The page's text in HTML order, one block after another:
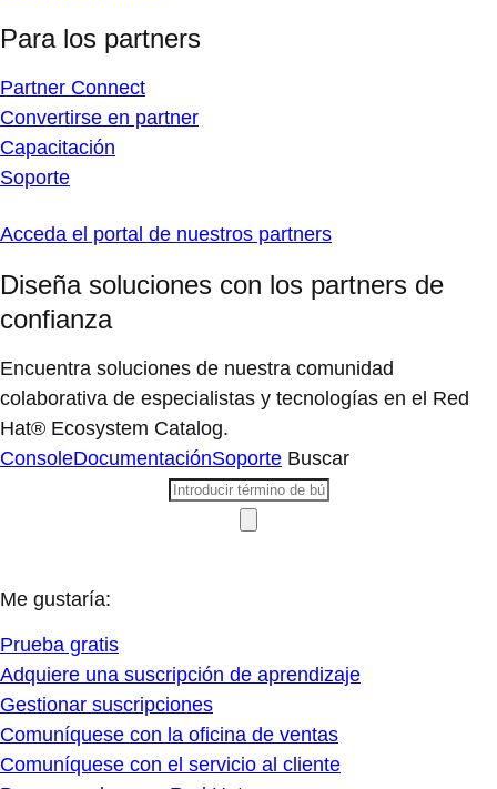
Para los partners
Partner Connect
Convertirse en partner
Capacitación
Soporte
Acceda el portal de nuestros partners
Diseña soluciones con los partners de
confianza
Encuentra soluciones de nuestra comunidad
colaborativa de especialistas y tecnologías en el Red
Hat® Ecosystem Catalog.
ConsoleDocumentaciónSoporte Buscar
Me gustaría:
Prueba gratis
Adquiere una suscripción de aprendizaje
Gestionar suscripciones
Comuníquese con la oficina de ventas
Comuníquese con el servicio al cliente